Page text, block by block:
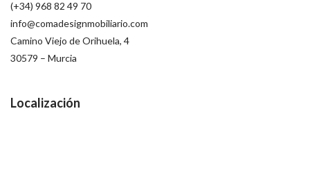
(+34) 968 82 49 70
info@comadesignmobiliario.com
Camino Viejo de Orihuela, 4
30579 – Murcia
Localización